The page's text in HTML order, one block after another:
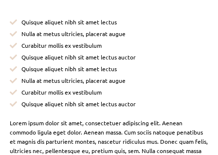
Quisque aliquet nibh sit amet lectus
Nulla at metus ultricies, placerat augue
Curabitur mollis ex vestibulum
Quisque aliquet nibh sit amet lectus auctor
Quisque aliquet nibh sit amet lectus
Nulla at metus ultricies, placerat augue
Curabitur mollis ex vestibulum
Quisque aliquet nibh sit amet lectus auctor
Lorem ipsum dolor sit amet, consectetuer adipiscing elit. Aenean
commodo ligula eget dolor. Aenean massa. Cum sociis natoque penatibus
et magnis dis parturient montes, nascetur ridiculus mus. Donec quam felis,
ultricies nec, pellentesque eu, pretium quis, sem. Nulla consequat massa